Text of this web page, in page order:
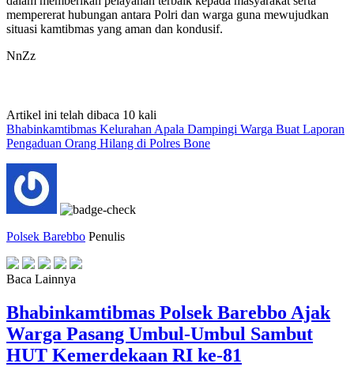
mempererat hubungan antara Polri dan warga guna mewujudkan
situasi kamtibmas yang aman dan kondusif.
NnZz
Artikel ini telah dibaca 10 kali
Bhabinkamtibmas Kelurahan Apala Dampingi Warga Buat Laporan
Pengaduan Orang Hilang di Polres Bone
Polsek Barebbo Penulis
Baca Lainnya
Bhabinkamtibmas Polsek Barebbo Ajak
Warga Pasang Umbul-Umbul Sambut
HUT Kemerdekaan RI ke-81